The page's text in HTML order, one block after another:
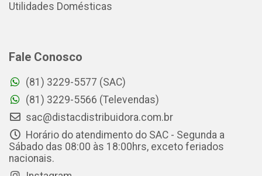
Utilidades Domésticas
Fale Conosco
(81) 3229-5577 (SAC)
(81) 3229-5566 (Televendas)
sac@distacdistribuidora.com.br
Horário do atendimento do SAC - Segunda a
Sábado das 08:00 às 18:00hrs, exceto feriados
nacionais.